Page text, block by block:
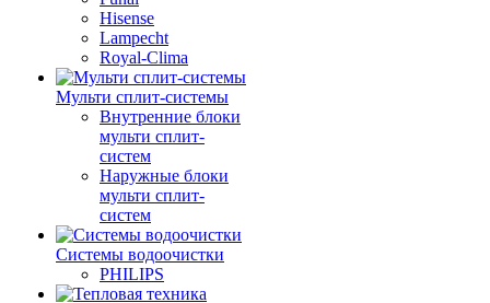
Hisense
Lampecht
Royal-Clima
Мульти сплит-системы
Внутренние блоки
мульти сплит-
систем
Наружные блоки
мульти сплит-
систем
Системы водоочистки
PHILIPS